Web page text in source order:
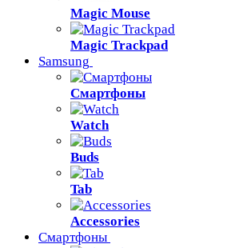
Magic Mouse
Magic Trackpad
Samsung
Смартфоны
Watch
Buds
Tab
Accessories
Смартфоны